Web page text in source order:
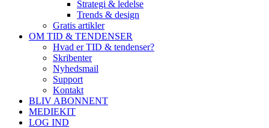
Strategi & ledelse
Trends & design
Gratis artikler
OM TID & TENDENSER
Hvad er TID & tendenser?
Skribenter
Nyhedsmail
Support
Kontakt
BLIV ABONNENT
MEDIEKIT
LOG IND